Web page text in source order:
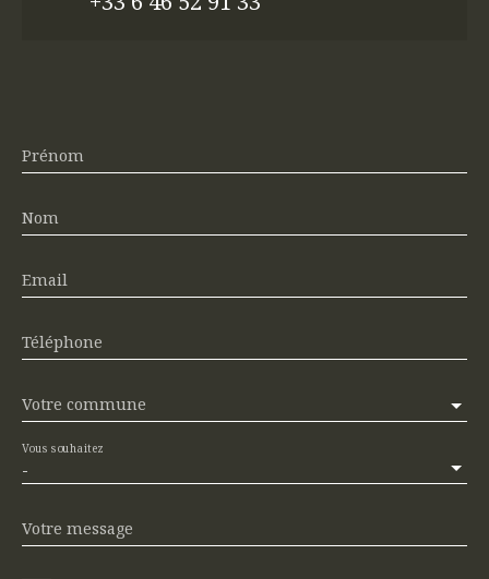
Prénom
Nom
Email
Téléphone
Votre commune
-
Vous souhaitez
Votre message